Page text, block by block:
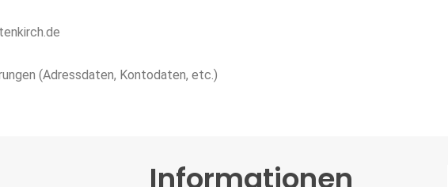
(Adressdaten, Kontodaten, etc.)
Informationen